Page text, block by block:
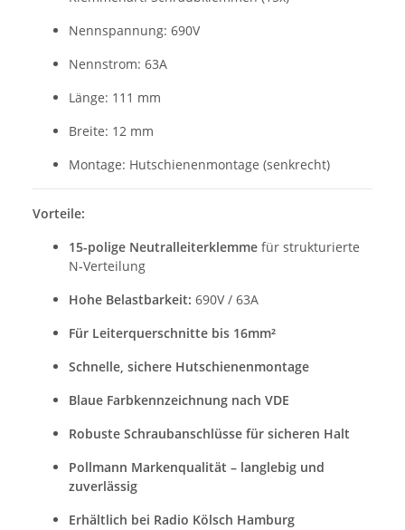
Nennspannung: 690V
Nennstrom: 63A
Länge: 111 mm
Breite: 12 mm
Montage: Hutschienenmontage (senkrecht)
Vorteile:
15-polige Neutralleiterklemme für strukturierte
N-Verteilung
Hohe Belastbarkeit: 690V / 63A
Für Leiterquerschnitte bis 16mm²
Schnelle, sichere Hutschienenmontage
Blaue Farbkennzeichnung nach VDE
Robuste Schraubanschlüsse für sicheren Halt
Pollmann Markenqualität – langlebig und
zuverlässig
Erhältlich bei Radio Kölsch Hamburg